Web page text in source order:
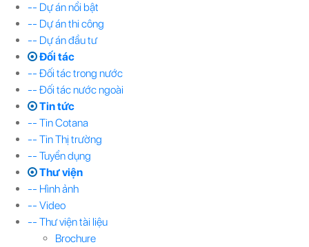
-- Dự án nổi bật
-- Dự án thi công
-- Dự án đầu tư
Đối tác
-- Đối tác trong nước
-- Đối tác nước ngoài
Tin tức
-- Tin Cotana
-- Tin Thị trường
-- Tuyển dụng
Thư viện
-- Hình ảnh
-- Video
-- Thư viện tài liệu
Brochure